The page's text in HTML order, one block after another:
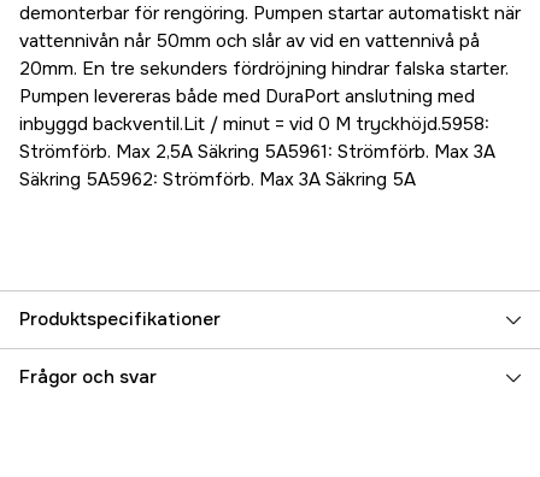
demonterbar för rengöring. Pumpen startar automatiskt när
vattennivån når 50mm och slår av vid en vattennivå på
20mm. En tre sekunders fördröjning hindrar falska starter.
Pumpen levereras både med DuraPort anslutning med
inbyggd backventil.Lit / minut = vid 0 M tryckhöjd.5958:
Strömförb. Max 2,5A Säkring 5A5961: Strömförb. Max 3A
Säkring 5A5962: Strömförb. Max 3A Säkring 5A
Produktspecifikationer
Referensnummer 5000021064
Frågor och svar